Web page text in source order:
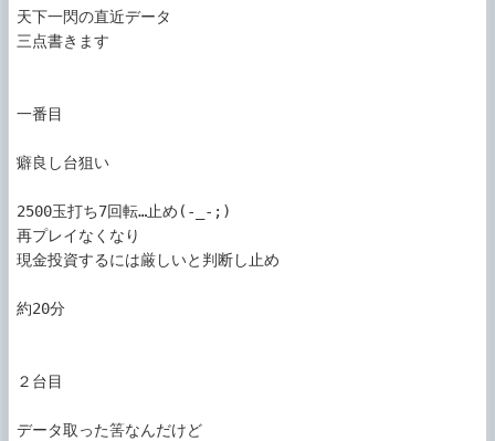
天下一閃の直近データ
三点書きます
一番目
癖良し台狙い
2500玉打ち7回転…止め(-_-;)
再プレイなくなり
現金投資するには厳しいと判断し止め
約20分
２台目
データ取った筈なんだけど